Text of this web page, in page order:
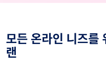
모든 온라인 니즈를
랜